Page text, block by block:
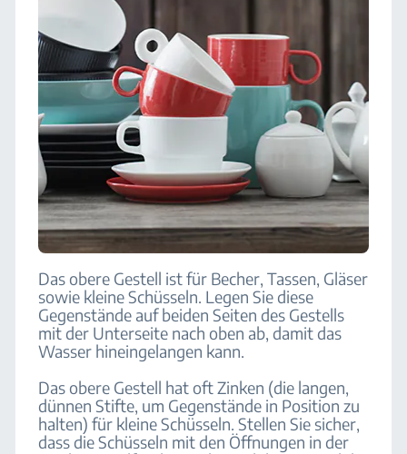
Das obere Gestell ist für Becher, Tassen, Gläser
sowie kleine Schüsseln. Legen Sie diese
Gegenstände auf beiden Seiten des Gestells
mit der Unterseite nach oben ab, damit das
Wasser hineingelangen kann.
Das obere Gestell hat oft Zinken (die langen,
dünnen Stifte, um Gegenstände in Position zu
halten) für kleine Schüsseln. Stellen Sie sicher,
dass die Schüsseln mit den Öffnungen in der